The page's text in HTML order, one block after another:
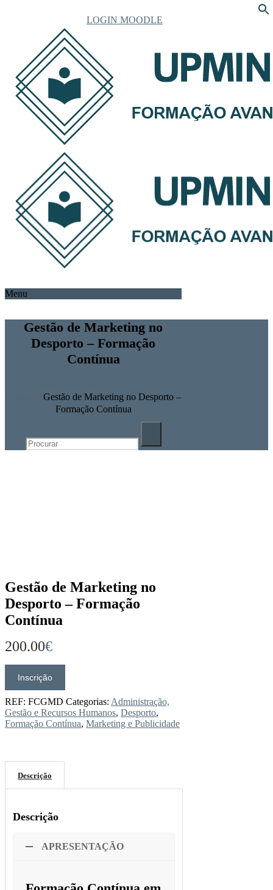
LOGIN MOODLE
Menu
Gestão de Marketing no
Desporto – Formação
Contínua
Gestão de Marketing no Desporto –
Formação Contínua
Gestão de Marketing no
Desporto – Formação
Contínua
200.00€
Quantidade
de
Gestão
de
Marketing
Contínua
Inscrição
REF: FCGMD Categorias: Administração,
Gestão e Recursos Humanos, Desporto,
Formação Contínua, Marketing e Publicidade
Descrição
Descrição
APRESENTAÇÃO